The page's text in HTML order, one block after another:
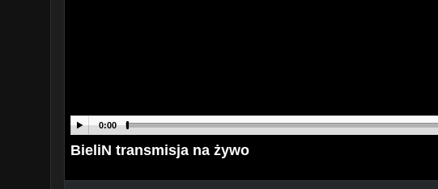
0:00
BieliN transmisja na żywo